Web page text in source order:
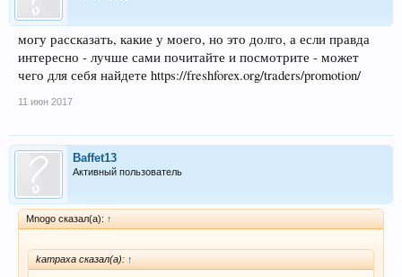
могу рассказать, какие у моего, но это долго, а если правда
интересно - лучше сами почитайте и посмотрите - может
чего для себя найдете https://freshforex.org/traders/promotion/
11 июн 2017
Baffet13
Активный пользователь
Mnogo сказал(а): ↑
kampaxa сказал(а): ↑